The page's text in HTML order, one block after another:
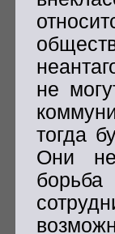
не
тогда
Они